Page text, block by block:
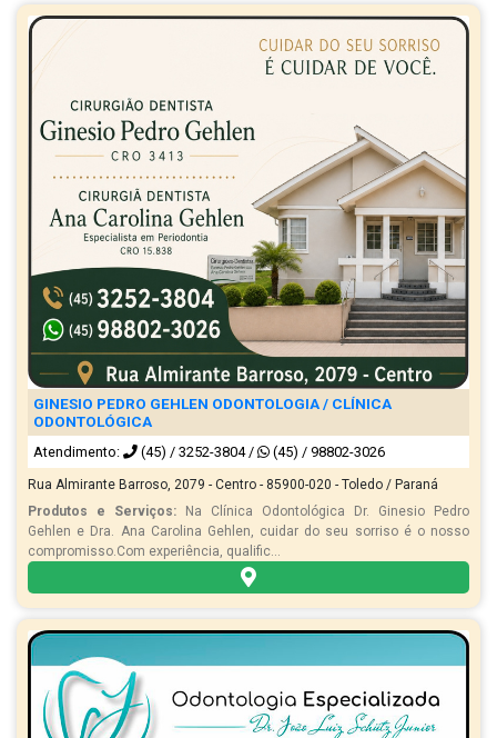
GINESIO PEDRO GEHLEN ODONTOLOGIA / CLÍNICA
ODONTOLÓGICA
Atendimento: (45) / 3252-3804/ (45) / 98802-3026
Rua Almirante Barroso, 2079 - Centro - 85900-020 - Toledo / Paraná
Produtos e Serviços: Na Clínica Odontológica Dr. Ginesio Pedro
Gehlen e Dra. Ana Carolina Gehlen, cuidar do seu sorriso é o nosso
compromisso.Com experiência, qualific...